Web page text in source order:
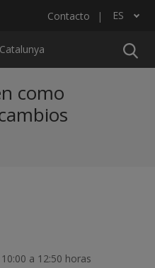
Contacto ES
Lista adicional de acciones
como
a 12:50 horas